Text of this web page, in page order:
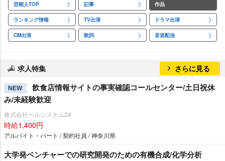
芸能人TOP 記事 作品
ランキング情報 TV出演 ドラマ出演
CM出演 歌詞 音楽配信
求人特集 さらに見る
NEW
飲食店情報サイトの事実確認コールセンター/土日祝休
み/未経験歓迎
株式会社ベルシステム24
時給1,400円
アルバイト・パート / 契約社員 / 神奈川県
大学発ベンチャーでの研究開発のための有機合成/化学分析